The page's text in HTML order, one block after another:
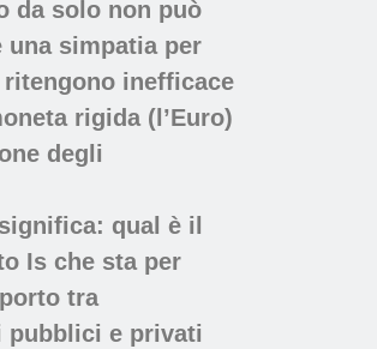
da solo non può
simpatia per
inefficace
rigida (l’Euro)
degli
qual è il
Is che sta per
tra
pubblici e privati